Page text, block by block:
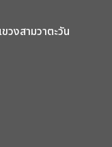
วงสามวาตะวัน